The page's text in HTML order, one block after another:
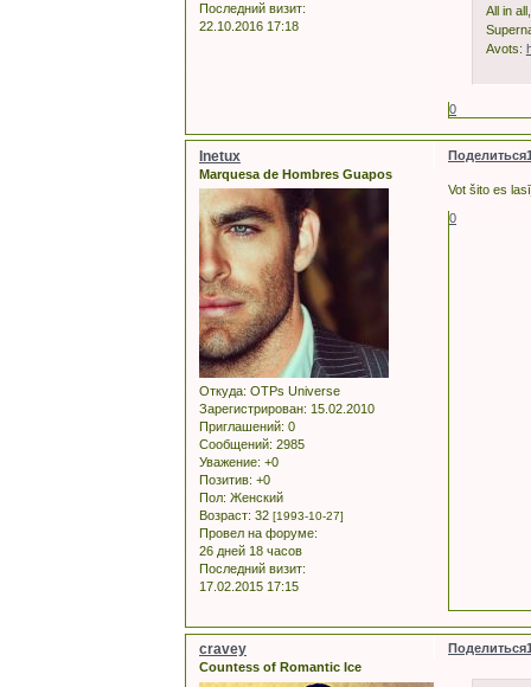
Последний визит:
22.10.2016 17:18
All in
Avots:
0
Поделиться
Inetux
Marquesa de Hombres Guapos
Откуда: OTPs Universe
Зарегистрирован: 15.02.2010
Приглашений: 0
Сообщений: 2985
Уважение: +0
Позитив: +0
Пол: Женский
Возраст: 32 [1993-10-27]
Провел на форуме:
26 дней 18 часов
Последний визит:
17.02.2015 17:15
Vot šito es
0
Поделиться
cravey
Countess of Romantic Ice